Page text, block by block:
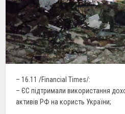
– 16.11 /Financial Times/:
– ЄС підтримали використання
активів РФ на користь України;